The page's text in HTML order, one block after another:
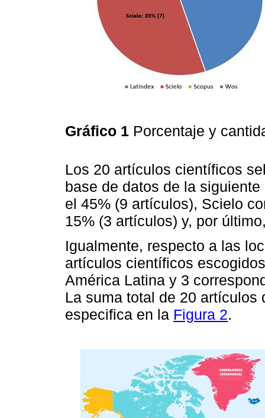
Gráfico 1 Porcentaje y
Los 20 artículos científicos
base de datos de la
el 45% (9 artículos), Scielo
15% (3 artículos) y, por
Igualmente, respecto a las
artículos científicos
América Latina y 3
La suma total de 20
especifica en la Figura 2.